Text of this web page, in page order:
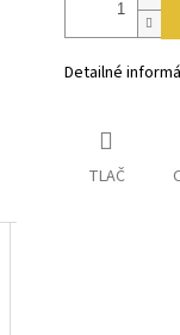
Detailné
TLAČ